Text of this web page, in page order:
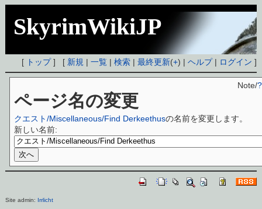
SkyrimWikiJP
[ トップ] [ 新規 |一覧 |検索 |最終更新(+) |ヘルプ| ログイン ]
ページ名の変更
Note/?
クエスト/Miscellaneous/Find Derkeethusの名前を変更します。
新しい名前:
Site admin: Irrlicht